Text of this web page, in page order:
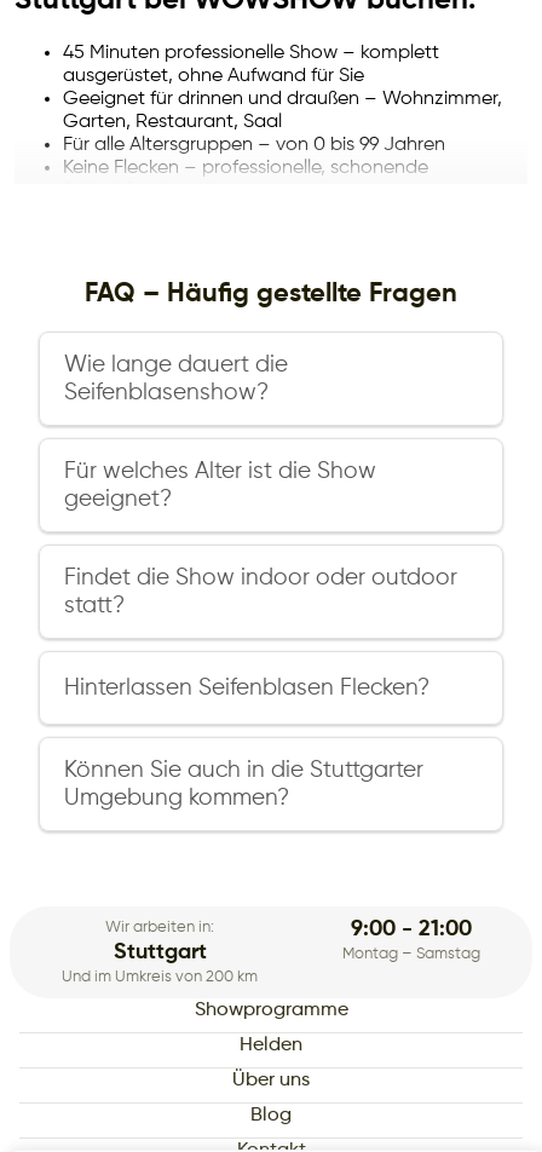
45 Minuten professionelle Show – komplett
ausgerüstet, ohne Aufwand für Sie
Geeignet für drinnen und draußen – Wohnzimmer,
Garten, Restaurant, Saal
Für alle Altersgruppen – von 0 bis 99 Jahren
Keine Flecken – professionelle, schonende
Die Seifenblasenshow in Stuttgart – ein Erlebnis, das noch
Wochen danach Gesprächsthema bleibt. Sichern Sie jetzt
Seifenblasenshow in Stuttgart und Umgebung:
Wir bringen die Seifenblasenshow in alle Stadtteile
Stuttgarts und in die gesamte Region: Ludwigsburg,
Esslingen am Neckar, Böblingen, Sindelfingen, Leonberg,
Fellbach und Waiblingen. Mobil, flexibel, ohne zusätzlichen
Aufwand für Sie.
FAQ – Häufig gestellte Fragen
Wie lange dauert die
Seifenblasenshow?
Die Standard-Show dauert 45 Minuten. Auf
Wunsch können wir auch kürzere oder längere
Formate anbieten.
Für welches Alter ist die Show
geeignet?
Für alle! Kinder ab 0 Jahren können zuschauen,
Kinder ab ca. 3 Jahren können aktiv
mitmachen.
Findet die Show indoor oder outdoor
statt?
Beides ist möglich – im Wohnzimmer, Garten,
Veranstaltungsort in Stuttgart an.
Hinterlassen Seifenblasen Flecken?
Nein! Wir verwenden professionelle,
schonendes Seifenblasen-Lösung, die keine
dauerhaften Spuren hinterlässt.
Können Sie auch in die Stuttgarter
Umgebung kommen?
Showprogramme
Helden
Über uns
Blog
Wir arbeiten in:
Stuttgart
Und im Umkreis von 200 km
9:00 - 21:00
Montag – Samstag